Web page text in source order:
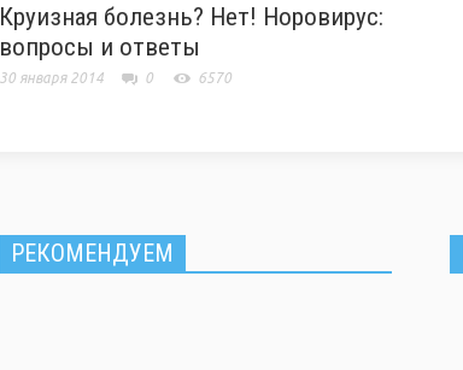
Круизная болезнь? Нет! Норовирус:
вопросы и ответы
30 января 2014 0 6570
РЕКОМЕНДУЕМ